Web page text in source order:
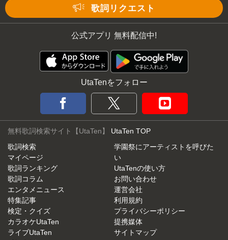
歌詞リクエスト
公式アプリ 無料配信中!
UtaTenをフォロー
無料歌詞検索サイト【UtaTen】 UtaTen TOP
歌詞検索
マイページ
歌詞ランキング
歌詞コラム
エンタメニュース
特集記事
検定・クイズ
カラオケUtaTen
ライブUtaTen
学園祭にアーティストを呼びた
い
UtaTenの使い方
お問い合わせ
運営会社
利用規約
プライバシーポリシー
提携媒体
サイトマップ